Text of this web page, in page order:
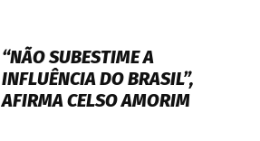
“NÃO SUBESTIME A
INFLUÊNCIA DO BRASIL”,
AFIRMA CELSO AMORIM